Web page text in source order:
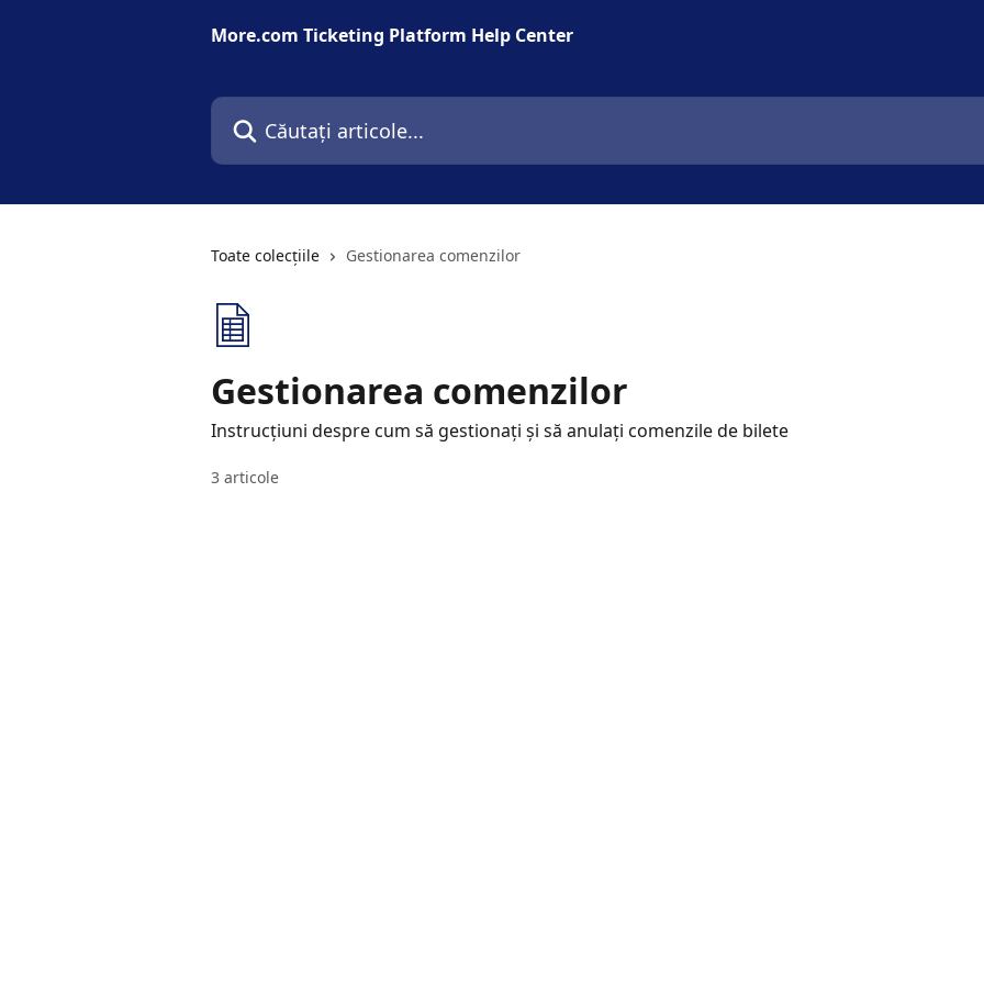
More.com Ticketing Platform Help Center
Căutați articole...
Toate colecțiile Gestionarea comenzilor
Gestionarea comenzilor
Instrucțiuni despre cum să gestionați și să anulați comenzile de bilete
3 articole